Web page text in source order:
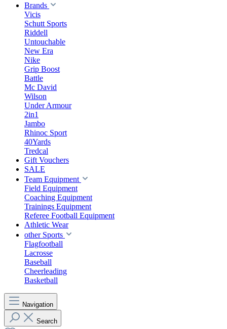
Brands
Vicis
Schutt Sports
Riddell
Untouchable
New Era
Nike
Grip Boost
Battle
Mc David
Wilson
Under Armour
2in1
Jambo
Rhinoc Sport
40Yards
Tredcal
Gift Vouchers
SALE
Team Equipment
Field Equipment
Coaching Equipment
Trainings Equipment
Referee Football Equipment
Athletic Wear
other Sports
Flagfootball
Lacrosse
Baseball
Cheerleading
Basketball
Navigation
Search